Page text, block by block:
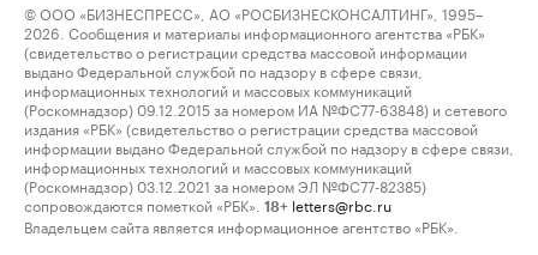
© ООО «БИЗНЕСПРЕСС», АО «РОСБИЗНЕСКОНСАЛТИНГ», 1995–
2026. Сообщения и материалы информационного агентства «РБК»
(свидетельство о регистрации средства массовой информации
выдано Федеральной службой по надзору в сфере связи,
информационных технологий и массовых коммуникаций
(Роскомнадзор) 09.12.2015 за номером ИА №ФС77-63848) и сетевого
издания «РБК» (свидетельство о регистрации средства массовой
информации выдано Федеральной службой по надзору в сфере связи,
информационных технологий и массовых коммуникаций
(Роскомнадзор) 03.12.2021 за номером ЭЛ №ФС77-82385)
сопровождаются пометкой «РБК».
18+ letters@rbc.ru
Владельцем сайта является информационное агентство «РБК».